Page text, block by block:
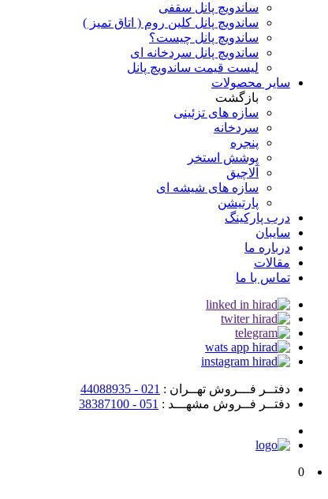
ساندویچ پانل سقفی
ساندویچ پانل کلین روم ( اتاق تمیز )
ساندویچ پانل چیست؟
ساندویچ پانل سردخانه ای
لیست قیمت ساندویچ پانل
سایر محصولات
بازگشت
سازه های تزئینی
سردخانه
پنجره
پوشش استخر
آلاچیق
سازه های شیشه ای
پارتیشن
درب پارکینگ
سایبان
درباره ما
مقالات
تماس با ما
دفتــر فـــروش تهــران : 021 - 44088935
دفتــر فــروش مشهـــد : 051 - 38387100
0